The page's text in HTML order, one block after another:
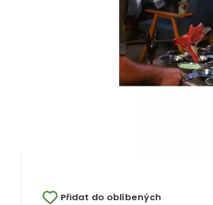
Přidat do oblíbených